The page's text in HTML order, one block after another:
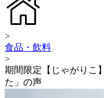
>
食品・飲料
>
期間限定【じゃがりこ
た」の声